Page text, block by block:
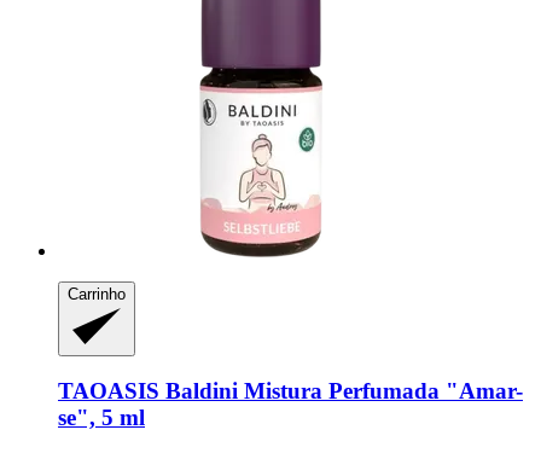
Carrinho
TAOASIS Baldini Mistura Perfumada "Amar-​
se", 5 ml